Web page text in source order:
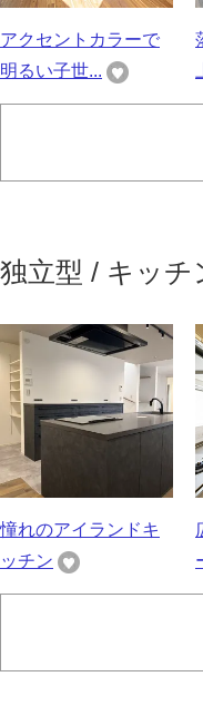
アクセントカラーで
明るい子世...
独立型 / キッチ
憧れのアイランドキ
ッチン